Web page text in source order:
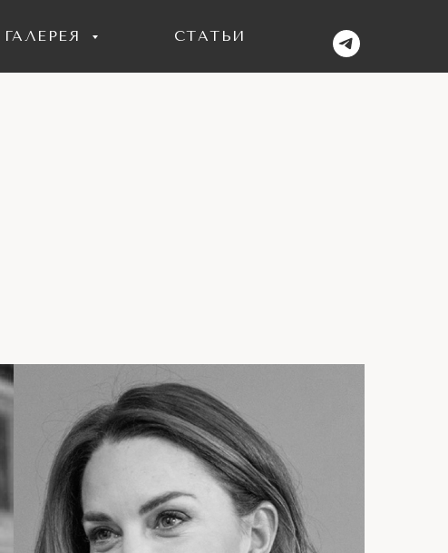
ГАЛЕРЕЯ СТАТЬИ